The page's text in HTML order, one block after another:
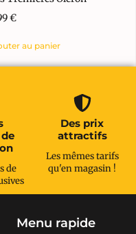
€
au panier
de
Des prix
attractifs
Les mêmes tarifs
qu'en magasin !
Menu rapide